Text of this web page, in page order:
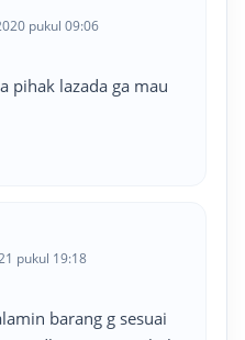
pukul 09:06
pihak lazada ga mau
pukul 19:18
barang g sesuai